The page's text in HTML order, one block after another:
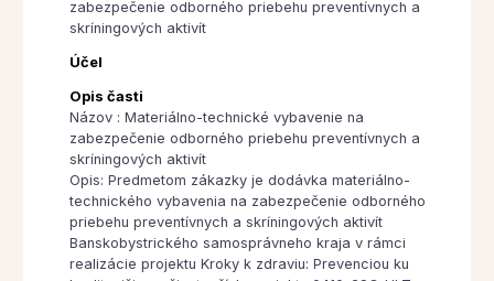
zabezpečenie odborného priebehu preventívnych a
skríningových aktivít
Účel
Opis časti
Názov : Materiálno-technické vybavenie na
zabezpečenie odborného priebehu preventívnych a
skríningových aktivít
Opis: Predmetom zákazky je dodávka materiálno-
technického vybavenia na zabezpečenie odborného
priebehu preventívnych a skríningových aktivít
Banskobystrického samosprávneho kraja v rámci
realizácie projektu Kroky k zdraviu: Prevenciou ku